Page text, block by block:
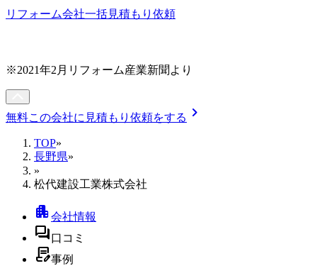
リフォーム会社一括見積もり依頼
※2021年2月リフォーム産業新聞より
無料この会社に見積もり依頼をする chevron_right
TOP»
長野県»
»
松代建設工業株式会社
apartment会社情報
forum口コミ
contract_edit事例